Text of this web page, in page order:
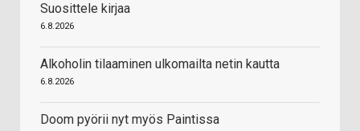
Suosittele kirjaa
6.8.2026
Alkoholin tilaaminen ulkomailta netin kautta
6.8.2026
Doom pyörii nyt myös Paintissa